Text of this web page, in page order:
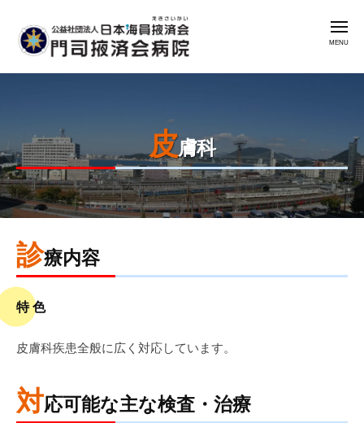
ン
キ
ッ
プ
公
団
法
人
日
海
員
掖
済
会
門
司
門
会
病
院
メ
ニ
皮膚科
2026
年
8
月
4
日
by
admin
診療内容
特 色
皮膚科疾患全般に広く対応しています。
対応可能な主な検査・治療
社
団
法
海
員
掖
済
門
司
掖
済
会
院